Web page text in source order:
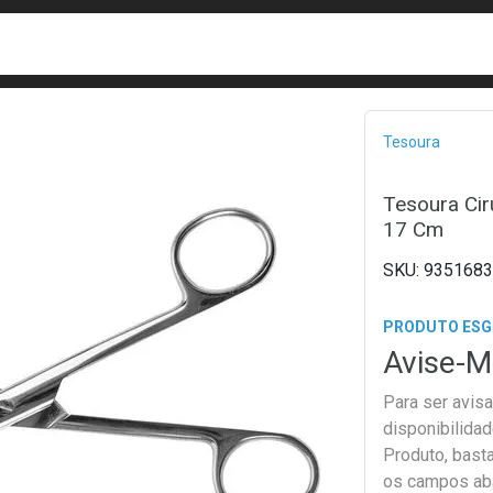
Tesoura
Tesoura
17 Cm
PRODUTO
Avise-
Para ser
Produto,
os campos